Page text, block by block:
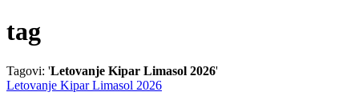
tag
Tagovi: 'Letovanje Kipar Limasol 2026'
Letovanje Kipar Limasol 2026